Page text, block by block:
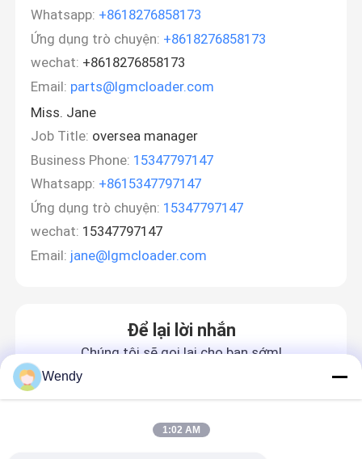
Whatsapp: +8618276858173
Ứng dụng trò chuyện: +8618276858173
wechat: +8618276858173
Email: parts@lgmcloader.com
Miss. Jane
Job Title: oversea manager
Business Phone: 15347797147
Whatsapp: +8615347797147
Ứng dụng trò chuyện: 15347797147
wechat: 15347797147
Email: jane@lgmcloader.com
Để lại lời nhắn
Chúng tôi sẽ gọi lại cho bạn sớm!
Wendy
1:02 AM